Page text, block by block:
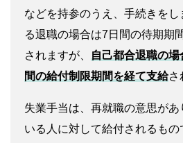
などを持参のうえ、手続きをし
る退職の場合は7日間の待期期
されますが、
自己都合退職の場
間の給付制限期間を経て支給さ
失業手当は、再就職の意思が
いる人に対して給付されるも